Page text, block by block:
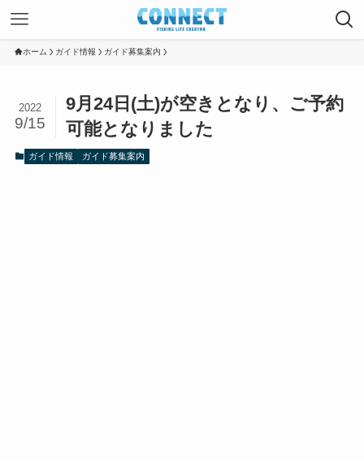
ホーム ガイド情報 ガイド募集案内
9月24日(土)が空きとなり、ご予約
可能となりました
2022
9/15
ガイド情報 ガイド募集案内